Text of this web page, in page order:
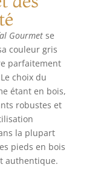
et un
JUSTE
15
prix
Gourmetse
couleur gris
parfaitement
choix du
étant en bois,
robustes et
la plupart
pieds en bois
authentique.